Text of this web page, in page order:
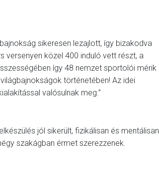
sikeresen lezajlott, így bizakodva
versenyen közel 400 induló vett részt, a
így 48 nemzet sportolói mérik
történetében! Az idei
valósulnak meg.”
jól sikerült, fizikálisan és mentálisan
szakágban érmet szerezzenek.